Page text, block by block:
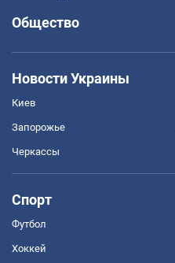
Общество
Новости Украины
Киев
Запорожье
Черкассы
Спорт
Футбол
Хоккей